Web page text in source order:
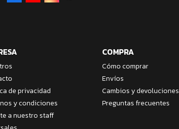
de privacidad
y condiciones
a nuestro staff
COMPRA
Cómo comprar
Envíos
Cambios y devoluciones
Preguntas frecuentes